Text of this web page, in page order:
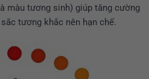
màu tương sinh) giúp tăng cường
tương khắc nên hạn chế.